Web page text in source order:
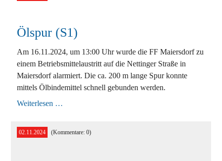
Ölspur (S1)
Am 16.11.2024, um 13:00 Uhr wurde die FF Maiersdorf zu
einem Betriebsmittelaustritt auf die Nettinger Straße in
Maiersdorf alarmiert. Die ca. 200 m lange Spur konnte
mittels Ölbindemittel schnell gebunden werden.
Weiterlesen …
02.11.2024 (Kommentare: 0)